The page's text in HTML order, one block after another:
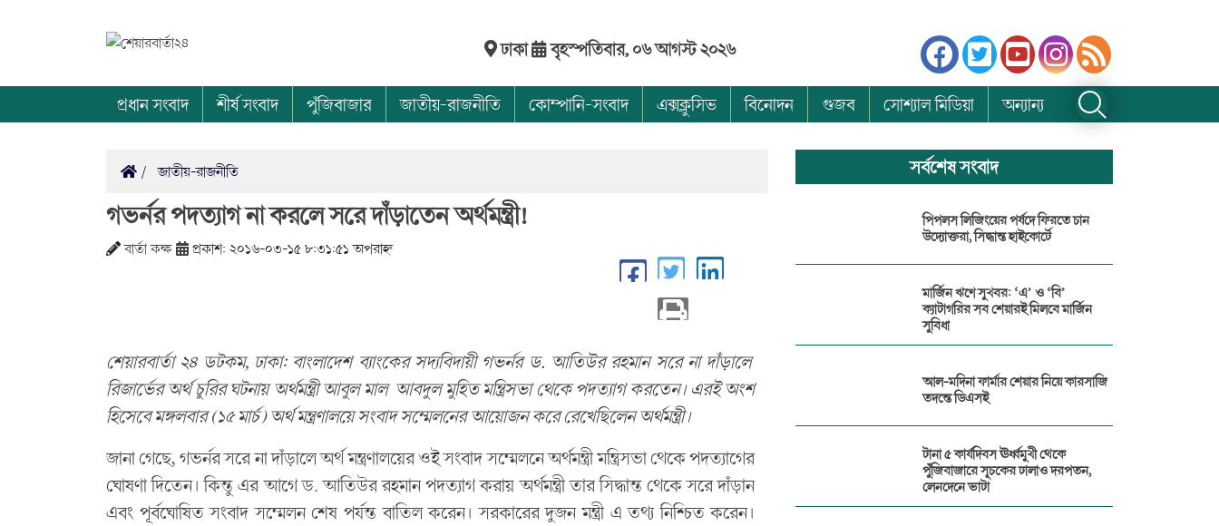
ঢাকা বৃহস্পতিবার, ০৬ আগস্ট ২০২৬
প্রধান সংবাদ শীর্ষ সংবাদ পুঁজিবাজার জাতীয়-রাজনীতি কোম্পানি-সংবাদ এক্সক্লুসিভ বিনোদন গুজব সোশ্যাল মিডিয়া অন্যান্য
জাতীয়-রাজনীতি
গভর্নর পদত্যাগ না করলে সরে দাঁড়াতেন অর্থমন্ত্রী!
বার্তা কক্ষ প্রকাশ: ২০১৬-০৩-১৫ ৮:৩১:৫১ অপরাহ্ন
শেয়ারবার্তা ২৪ ডটকম, ঢাকা: বাংলাদেশ ব্যাংকের সদ্যবিদায়ী গভর্নর ড. আতিউর রহমান সরে না দাঁড়ালে
রিজার্ভের অর্থ চুরির ঘটনায় অর্থমন্ত্রী আবুল মাল আবদুল মুহিত মন্ত্রিসভা থেকে পদত্যাগ করতেন। এরই অংশ
হিসেবে মঙ্গলবার (১৫ মার্চ) অর্থ মন্ত্রণালয়ে সংবাদ সম্মেলনের আয়োজন করে রেখেছিলেন অর্থমন্ত্রী।
জানা গেছে, গভর্নর সরে না দাঁড়ালে অর্থ মন্ত্রণালয়ের ওই সংবাদ সম্মেলনে অর্থমন্ত্রী মন্ত্রিসভা থেকে পদত্যাগের
ঘোষণা দিতেন। কিন্তু এর আগে ড. আতিউর রহমান পদত্যাগ করায় অর্থমন্ত্রী তার সিদ্ধান্ত থেকে সরে দাঁড়ান
এবং পূর্বঘোষিত সংবাদ সম্মেলন শেষ পর্যন্ত বাতিল করেন। সরকারের দুজন মন্ত্রী এ তথ্য নিশ্চিত করেন।
সর্বশেষ সংবাদ
পিপলস লিজিংয়ের পর্ষদে ফিরতে চান
উদ্যোক্তরা, সিদ্ধান্ত হাইকোর্টে
মার্জিন ঋণে সুখবর: ‘এ’ ও ‘বি’
ক্যাটাগরির সব শেয়ারই মিলবে মার্জিন
সুবিধা
আল-মদিনা ফার্মার শেয়ার নিয়ে কারসাজি
তদন্তে ডিএসই
টানা ৫ কার্যদিবস ঊর্ধ্বমুখী থেকে
পুঁজিবাজারে সূচকের ঢালাও দরপতন,
লেনদেনে ভাটা